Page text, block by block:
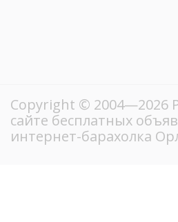
Copyright © 2004—2026
сайте бесплатных
интернет-барахолка